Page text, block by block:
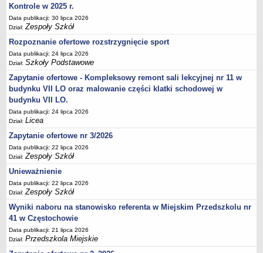
Godziny dyżurów
Ogłoszenia
Zarządzenia
Rejestry, ewidencje, archiwa
Kontrole
PONOWNE WYKORZYSTYWANIE
Sprawozdania
Deklaracja dostępności
DEKLARACJA DOSTĘPNOŚCI
OŚWIADCZENIA MAJĄTKOWE
PONOWNE WYKORZYSTYWANIE
Kontrole w 2025 r.
Data publikacji: 30 lipca 2026
Dział:Zespoły Szkół
Rozpoznanie ofertowe rozstrzygnięcie sport
Data publikacji: 24 lipca 2026
Dział:Szkoły Podstawowe
Zapytanie ofertowe - Kompleksowy remont sali lekcyjnej nr 11 w
budynku VII LO oraz malowanie części klatki schodowej w
budynku VII LO.
Data publikacji: 24 lipca 2026
Dział:Licea
Zapytanie ofertowe nr 3/2026
Data publikacji: 22 lipca 2026
Dział:Zespoły Szkół
Unieważnienie
Data publikacji: 22 lipca 2026
Dział:Zespoły Szkół
Wyniki naboru na stanowisko referenta w Miejskim Przedszkolu nr
41 w Częstochowie
Data publikacji: 21 lipca 2026
Dział:Przedszkola Miejskie